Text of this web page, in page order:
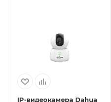
IP-видеокамера Dahua